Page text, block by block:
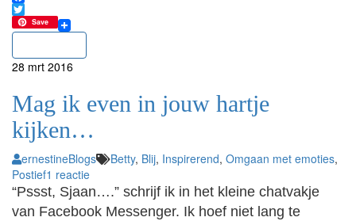
Facebook
Twitter
Save
28 mrt 2016
Mag ik even in jouw hartje
kijken…
ernestineBlogs Betty, Blij, Inspirerend, Omgaan met emoties,
Postief1 reactie
“Pssst, Sjaan….” schrijf ik in het kleine chatvakje
van Facebook Messenger. Ik hoef niet lang te